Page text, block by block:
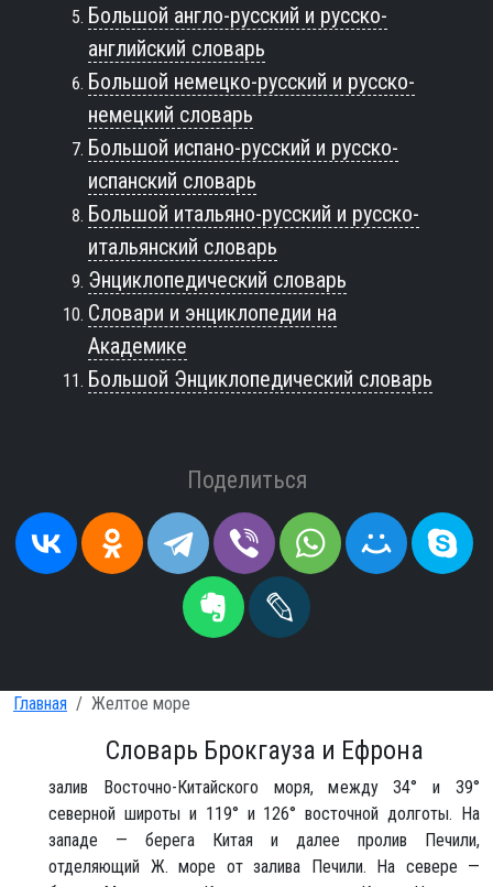
Большой англо-русский и русско-
английский словарь
Большой немецко-русский и русско-
немецкий словарь
Большой испано-русский и русско-
испанский словарь
Большой итальяно-русский и русско-
итальянский словарь
Энциклопедический словарь
Словари и энциклопедии на
Академике
Большой Энциклопедический словарь
Поделиться
Главная Желтое море
Словарь Брокгауза и Ефрона
залив Восточно-Китайского моря, между 34° и 39°
северной широты и 119° и 126° восточной долготы. На
западе — берега Китая и далее пролив Печили,
отделяющий Ж. море от залива Печили. На севере —